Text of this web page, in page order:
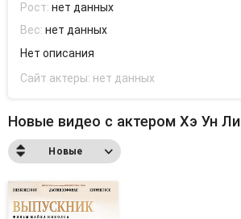
Рост:нет данных
Вес:нет данных
Нет описания
Сайт актеры: нет данных
Новые видео с актером Хэ Ун Ли
Новые